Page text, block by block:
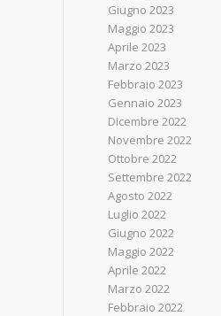
Giugno 2023
Maggio 2023
Aprile 2023
Marzo 2023
Febbraio 2023
Gennaio 2023
Dicembre 2022
Novembre 2022
Ottobre 2022
Settembre 2022
Agosto 2022
Luglio 2022
Giugno 2022
Maggio 2022
Aprile 2022
Marzo 2022
Febbraio 2022